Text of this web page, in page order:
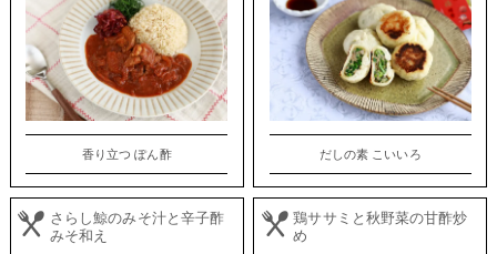
香り立つ ぽん酢 だしの素 こいいろ
さらし鯨のみそ汁と辛子酢
みそ和え
鶏ササミと秋野菜の甘酢炒
め